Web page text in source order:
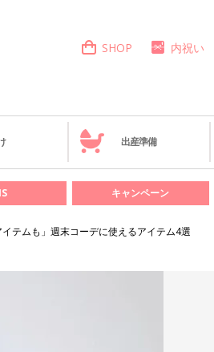
SHOP 内祝い
出産準備
キャンペーン
テムも」週末コーデに使えるアイテム4選